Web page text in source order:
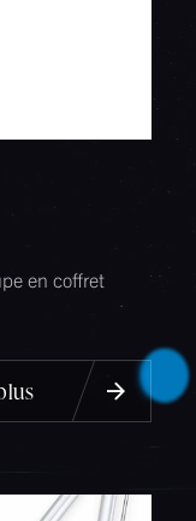
en coffret